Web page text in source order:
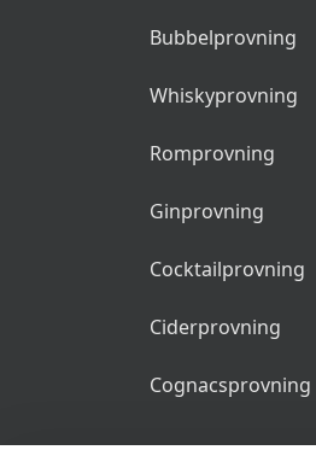
Bubbelprovning
Whiskyprovning
Romprovning
Ginprovning
Cocktailprovning
Ciderprovning
Cognacsprovning